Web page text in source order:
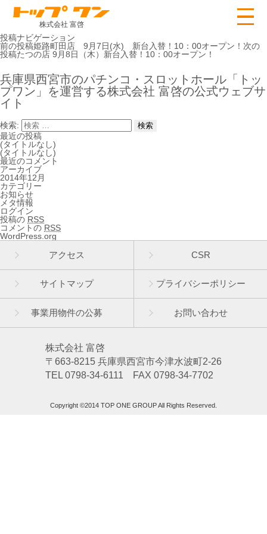
株式会社 富啓
投稿ナビゲーション
前の投稿姫路町田店 9月7日(水) 新台入替！10：00オープン！ 次の
投稿たつの店 9月8日（木）新台入替！10：00オープン！
兵庫県西宮市のパチンコ・スロットホール「トッ
プワン」を運営する株式会社 富啓の公式ウェブサ
イト
検索:
最近の投稿
(タイトルなし)
(タイトルなし)
最近のコメント
アーカイブ
2014年12月
カテゴリー
お知らせ
メタ情報
ログイン
投稿の RSS
コメントの RSS
WordPress.org
アクセス
CSR
サイトマップ プライバシーポリシー
株式会社 富啓
〒663-8215 兵庫県西宮市今津水波町2-26
TEL 0798-34-6111 FAX 0798-34-7702
事業用物件の公募 お問い合わせ
Copyright ©2014 TOP ONE GROUP All Rights Reserved.